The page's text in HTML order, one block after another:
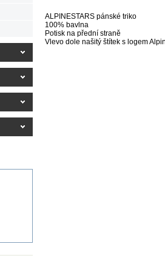
ALPINESTARS pánské triko
100% bavlna
Potisk na přední straně
Vlevo dole našitý štítek s logem